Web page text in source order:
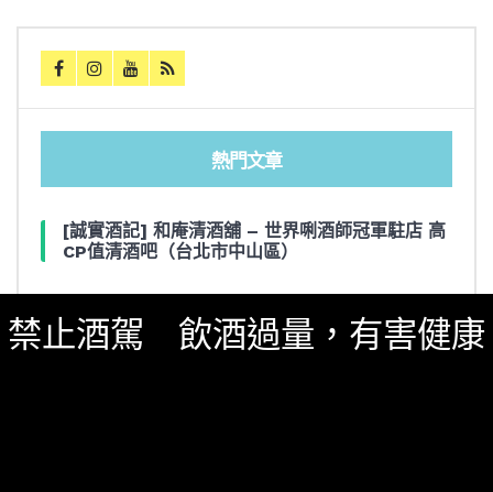
熱門文章
[誠實酒記] 和庵清酒舖 – 世界唎酒師冠軍駐店 高
CP值清酒吧（台北市中山區）
場！首款罐裝Gin Soda 10月同步上市
禁止酒駕 飲酒過量，有害健康